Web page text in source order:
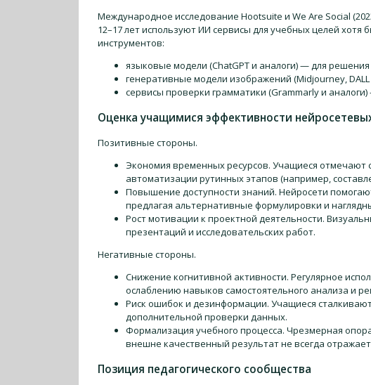
Международное исследование Hootsuite и We Are Social
12–17 лет используют ИИ сервисы для учебных целей
инструментов:
языковые модели (ChatGPT и аналоги) — для
генеративные модели изображений (Midjourney,
сервисы проверки грамматики (Grammarly и
Оценка учащимися эффективности
Позитивные стороны.
Экономия временных ресурсов. Учащиеся
автоматизации рутинных этапов (например,
Повышение доступности знаний. Нейросети
предлагая альтернативные формулировки и
Рост мотивации к проектной деятельности.
презентаций и исследовательских работ.
Негативные стороны.
Снижение когнитивной активности. Регулярное
ослаблению навыков самостоятельного анализа и
Риск ошибок и дезинформации. Учащиеся
дополнительной проверки данных.
Формализация учебного процесса. Чрезмерная
внешне качественный результат не всегда
Позиция педагогического сообщества